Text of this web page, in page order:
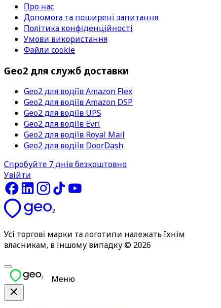
Про нас
Допомога та поширені запитання
Політика конфіденційності
Умови використання
Файли cookie
Geo2 для служб доставки
Geo2 для водіїв Amazon Flex
Geo2 для водіїв Amazon DSP
Geo2 для водіїв UPS
Geo2 для водіїв Evri
Geo2 для водіїв Royal Mail
Geo2 для водіїв DoorDash
Спробуйте 7 днів безкоштовно
Увійти
Усі торгові марки та логотипи належать їхнім
власникам, в іншому випадку © 2026
Меню